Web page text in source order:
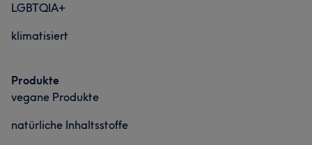
LGBTQIA+
klimatisiert
Produkte
vegane Produkte
natürliche Inhaltsstoffe